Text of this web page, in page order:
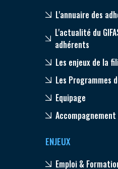
L'annuaire des
L'actualité du
adhérents
Les enjeux de la
Les Programmes
Equipage
ENJEUX
Emploi &